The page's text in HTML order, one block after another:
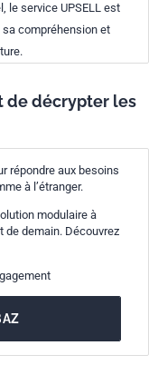
le service UPSELL est
compréhension et
de décrypter les
répondre aux besoins
à l’étranger.
modulaire à
de demain. Découvrez